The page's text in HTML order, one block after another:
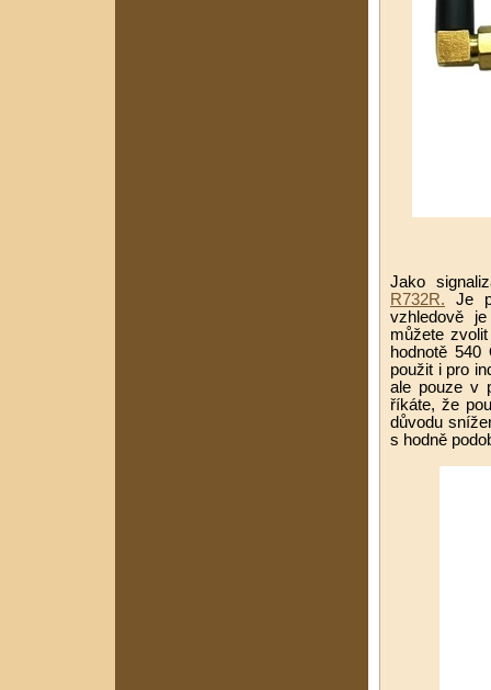
Jako
R732R. Je
vzhledově
můžete
hodnotě
použit i pro
ale pouze v
říkáte, že
důvodu
s hodně